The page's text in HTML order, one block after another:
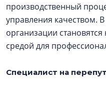
производственный
управления качеством.
организации
средой для
Специалист на